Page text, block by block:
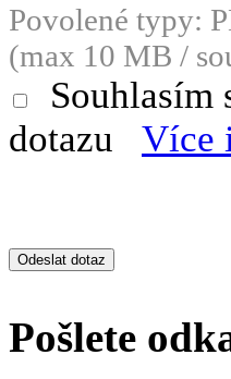
Povolené typy:
(max 10 MB /
Souhlasím
dotazu
Více
Pošlete